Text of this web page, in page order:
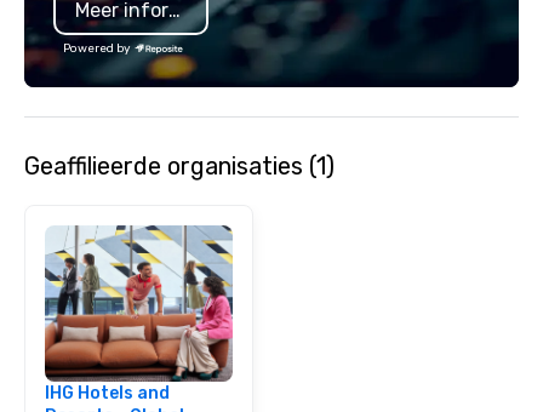
Meer informatie
Powered by
Geaffilieerde organisaties (1)
IHG Hotels and